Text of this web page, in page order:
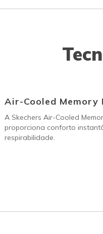
Air-Cooled Memory
A Skechers Air-Cooled
proporciona conforto
respirabilidade.